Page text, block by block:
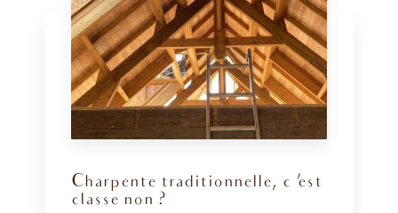
Charpente traditionnelle, c 'est
classe non ?